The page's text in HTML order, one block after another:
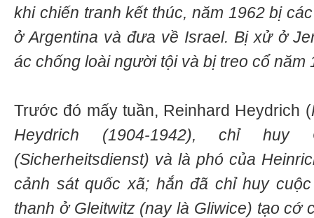
khi chiến tranh kết thúc, năm 1962 bị
ở Argentina và đưa về Israel. Bị xử ở
ác chống loài người tội và bị treo cổ năm
Trước đó mấy tuần, Reinhard Heydrich (
Heydrich (1904-1942), chỉ
(Sicherheitsdienst) và là phó của
cảnh sát quốc xã; hắn đã chỉ huy
thanh ở Gleitwitz (nay là Gliwice) tạo